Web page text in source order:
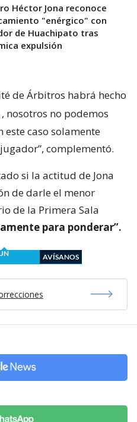
Héctor Jona reconoce
"enérgico" con
de Huachipato tras
expulsión
de Árbitros habrá hecho
, nosotros no podemos
este caso solamente
complementó.
si la actitud de Jona
de darle el menor
de la Primera Sala
para ponderar”.
AVÍSANOS